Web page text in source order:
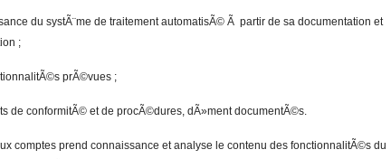
du systÃ¨me de traitement automatisÃ© Ã partir de sa documentation et
;
prÃ©vues ;
de conformitÃ© et de procÃ©dures, dÃ»ment documentÃ©s.
comptes prend connaissance et analyse le contenu des fonctionnalitÃ©s du